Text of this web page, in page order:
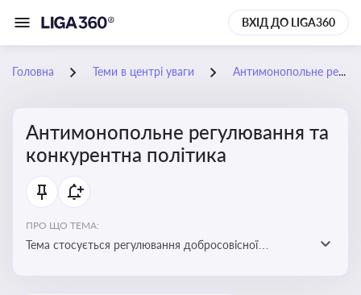
ВХІД ДО LIGA360
Головна Теми в центрі уваги Антимонопольне регулювання та конкурентна політика
Антимонопольне регулювання та
конкурентна політика
ПРО ЩО ТЕМА:
Тема стосується регулювання добросовісної